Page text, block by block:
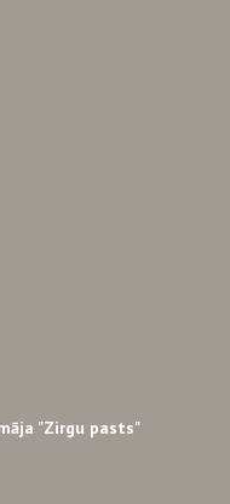
"Zirgu pasts"